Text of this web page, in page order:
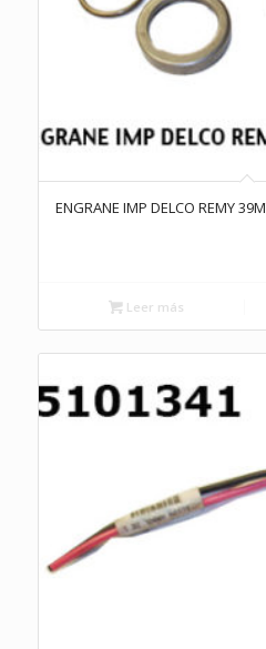
ENGRANE IMP DELCO REMY
Leer más